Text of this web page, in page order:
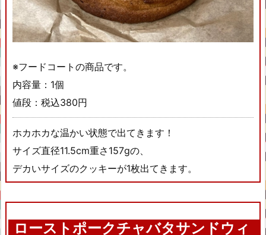
※フードコートの商品です。
内容量：1個
値段：税込380円
ホカホカな温かい状態で出てきます！
サイズ直径11.5cm重さ157gの、
デカいサイズのクッキーが1枚出てきます。
ローストポークチャバタサンドウィ